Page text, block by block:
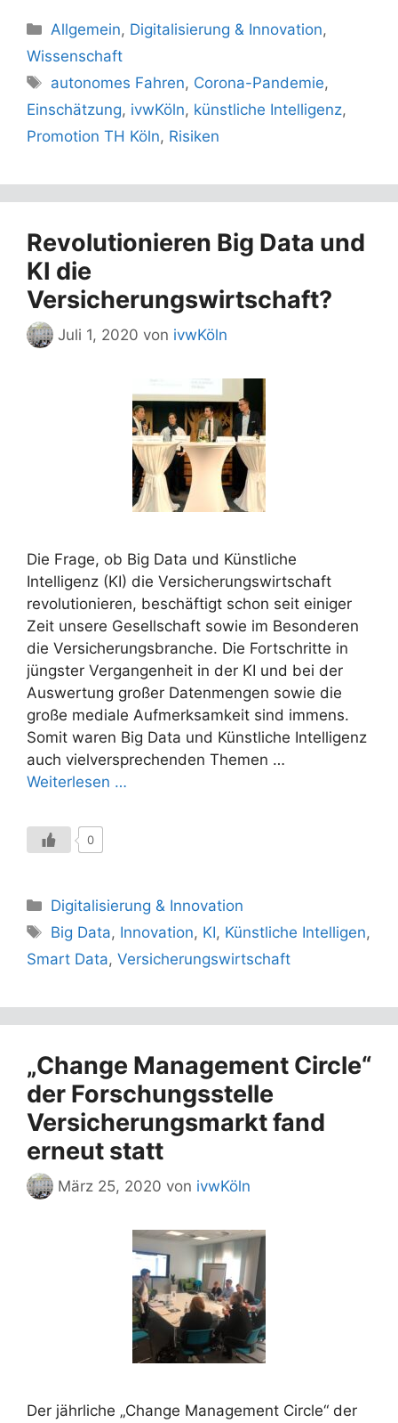
Kategorien
Allgemein, Digitalisierung & Innovation,
Wissenschaft
Schlagwörter
autonomes Fahren, Corona-Pandemie,
Einschätzung, ivwKöln, künstliche Intelligenz,
Promotion TH Köln, Risiken
Revolutionieren Big Data und
KI die
Versicherungswirtschaft?
Juli 1, 2020 von ivwKöln
Die Frage, ob Big Data und Künstliche
Intelligenz (KI) die Versicherungswirtschaft
revolutionieren, beschäftigt schon seit einiger
Zeit unsere Gesellschaft sowie im Besonderen
die Versicherungsbranche. Die Fortschritte in
jüngster Vergangenheit in der KI und bei der
Auswertung großer Datenmengen sowie die
große mediale Aufmerksamkeit sind immens.
Somit waren Big Data und Künstliche Intelligenz
auch vielversprechenden Themen …
Weiterlesen …
0
Kategorien
Digitalisierung & Innovation
Schlagwörter
Big Data, Innovation, KI, Künstliche Intelligen,
Smart Data, Versicherungswirtschaft
„Change Management Circle“
der Forschungsstelle
Versicherungsmarkt fand
erneut statt
März 25, 2020 von ivwKöln
Der jährliche „Change Management Circle“ der